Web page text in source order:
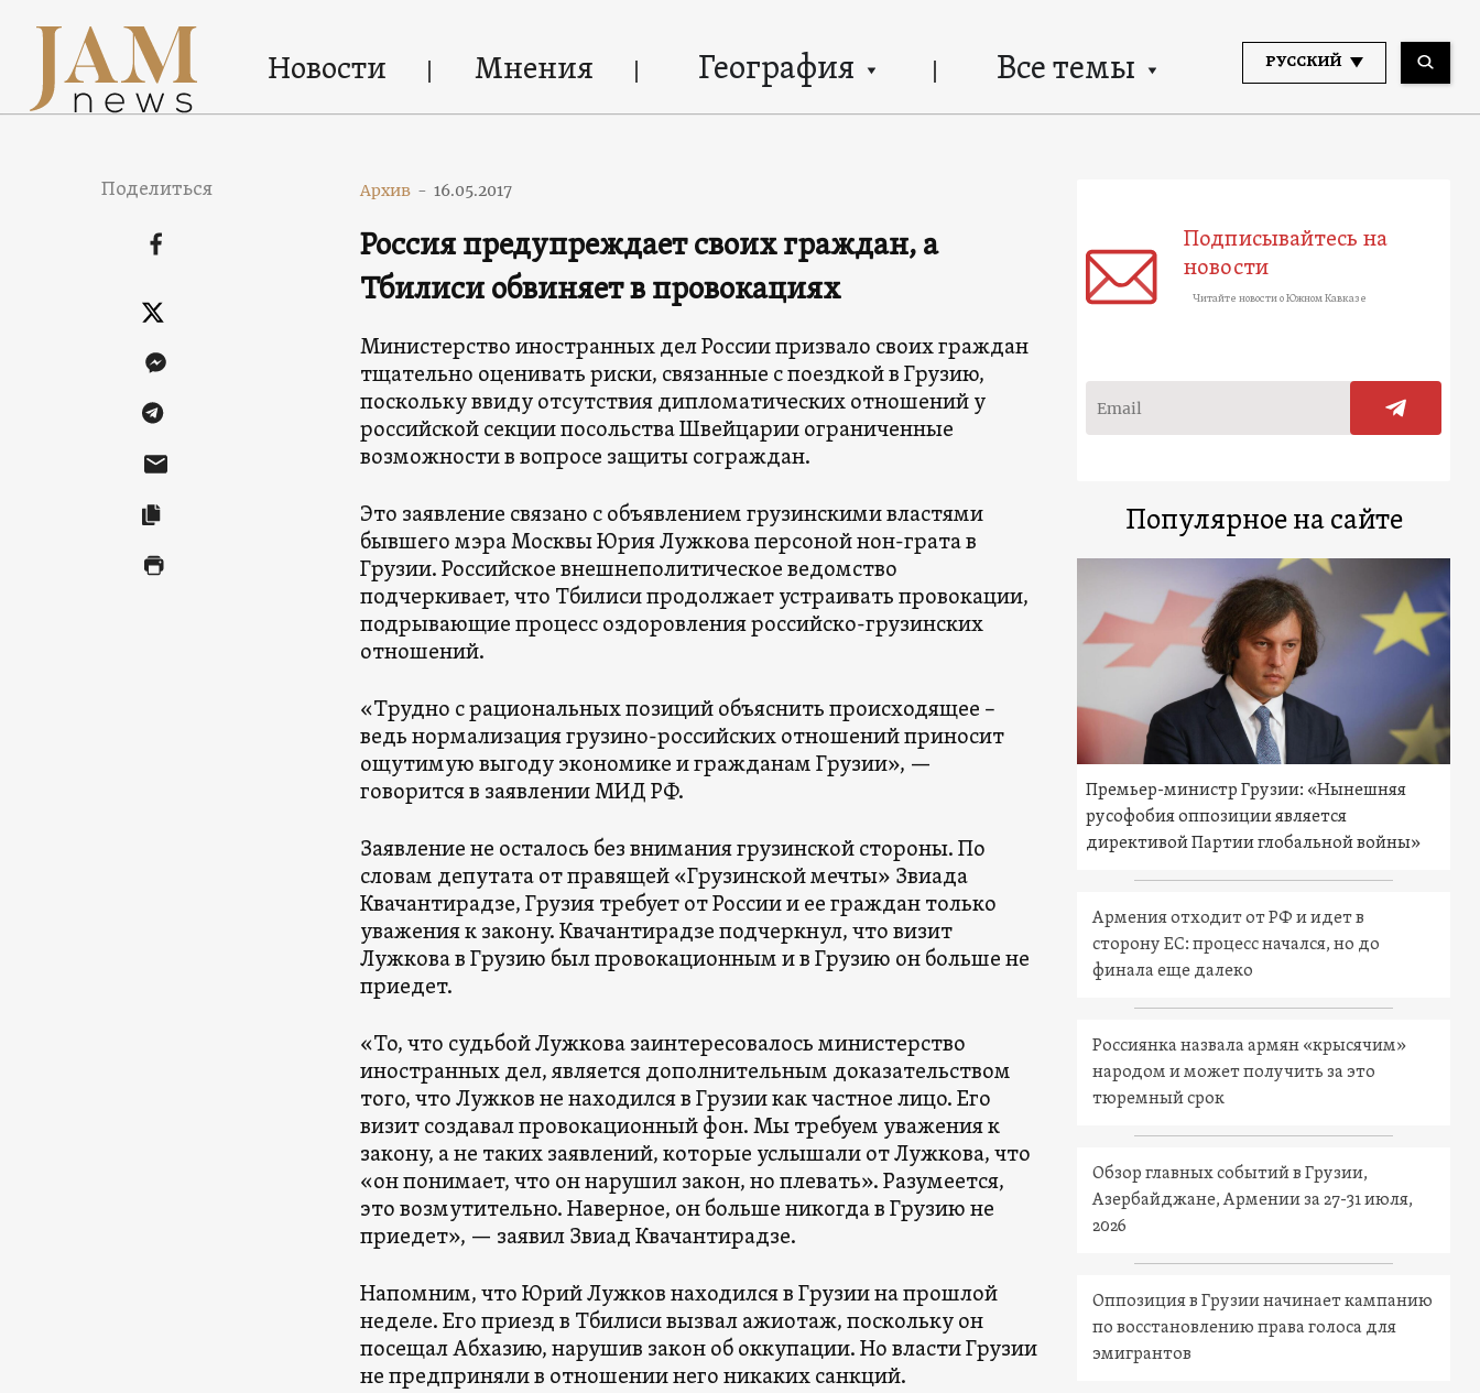
Новости Мнения География Все темы РУССКИЙ
Поделиться Архив - 16.05.2017
Россия предупреждает своих граждан, а
Тбилиси обвиняет в провокациях
Министерство иностранных дел России призвало своих граждан
тщательно оценивать риски, связанные с поездкой в Грузию,
поскольку ввиду отсутствия дипломатических отношений у
российской секции посольства Швейцарии ограниченные
возможности в вопросе защиты сограждан.
Это заявление связано с объявлением грузинскими властями
бывшего мэра Москвы Юрия Лужкова персоной нон-грата в
Грузии. Российское внешнеполитическое ведомство
подчеркивает, что Тбилиси продолжает устраивать провокации,
подрывающие процесс оздоровления российско-грузинских
отношений.
«Трудно с рациональных позиций объяснить происходящее –
ведь нормализация грузино-российских отношений приносит
ощутимую выгоду экономике и гражданам Грузии», —
говорится в заявлении МИД РФ.
Заявление не осталось без внимания грузинской стороны. По
словам депутата от правящей «Грузинской мечты» Звиада
Квачантирадзе, Грузия требует от России и ее граждан только
уважения к закону. Квачантирадзе подчеркнул, что визит
Лужкова в Грузию был провокационным и в Грузию он больше не
приедет.
«То, что судьбой Лужкова заинтересовалось министерство
иностранных дел, является дополнительным доказательством
того, что Лужков не находился в Грузии как частное лицо. Его
визит создавал провокационный фон. Мы требуем уважения к
закону, а не таких заявлений, которые услышали от Лужкова, что
«он понимает, что он нарушил закон, но плевать». Разумеется,
это возмутительно. Наверное, он больше никогда в Грузию не
приедет», — заявил Звиад Квачантирадзе.
Напомним, что Юрий Лужков находился в Грузии на прошлой
неделе. Его приезд в Тбилиси вызвал ажиотаж, поскольку он
посещал Абхазию, нарушив закон об оккупации. Но власти Грузии
не предприняли в отношении него никаких санкций.
Подписывайтесь на
новости
Читайте новости о Южном Кавказе
Популярное на сайте
Премьер-министр Грузии: «Нынешняя
русофобия оппозиции является
директивой Партии глобальной войны»
Армения отходит от РФ и идет в
сторону ЕС: процесс начался, но до
финала еще далеко
Россиянка назвала армян «крысячим»
народом и может получить за это
тюремный срок
Обзор главных событий в Грузии,
Азербайджане, Армении за 27-31 июля,
2026
Оппозиция в Грузии начинает кампанию
по восстановлению права голоса для
эмигрантов